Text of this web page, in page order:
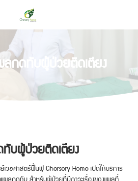
ลกดทับผู้ป่วยติดเตียง
บผู้ป่วยติดเตียง
ย์เวชศาสตร์ฟื้นฟู Chersery Home เปิดให้บริการ